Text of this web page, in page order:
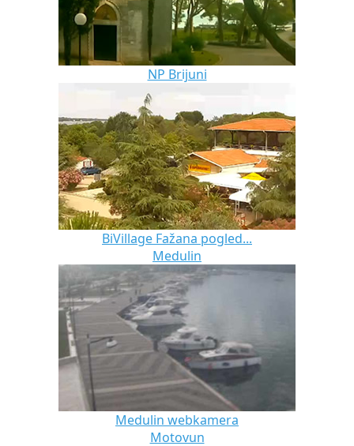
NP Brijuni
BiVillage Fažana pogled...
Medulin
Medulin webkamera
Motovun